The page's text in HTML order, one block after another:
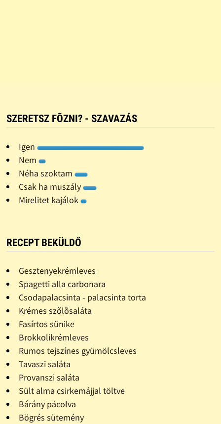
SZERETSZ FÕZNI? - SZAVAZÁS
Igen
Nem
Néha szoktam
Csak ha muszály
Mirelitet kajálok
RECEPT BEKÜLDŐ
Gesztenyekrémleves
Spagetti alla carbonara
Csodapalacsinta - palacsinta torta
Krémes szõlõsaláta
Fasírtos sünike
Brokkolikrémleves
Rumos tejszínes gyümölcsleves
Tavaszi saláta
Provanszi saláta
Sült alma csirkemájjal töltve
Bárány pácolva
Bögrés sütemény